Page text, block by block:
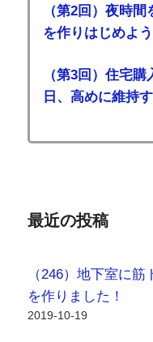
最近の投稿
（245）海外駐在か
（244）当家の「
開！
2019-03-05